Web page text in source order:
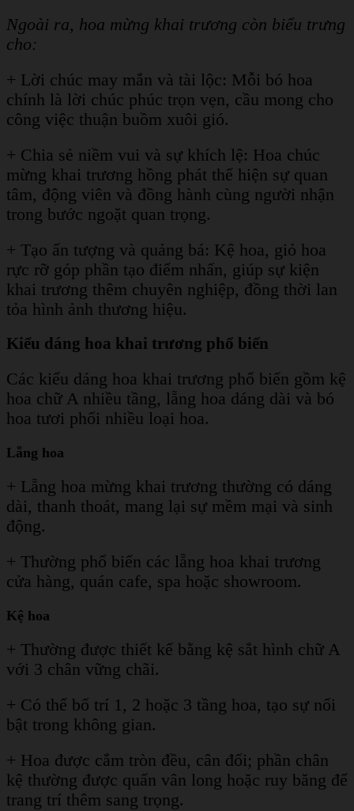
Ngoài ra, hoa mừng khai trương còn biểu trưng
cho:
+ Lời chúc may mắn và tài lộc: Mỗi bó hoa
chính là lời chúc phúc trọn vẹn, cầu mong cho
công việc thuận buồm xuôi gió.
+ Chia sẻ niềm vui và sự khích lệ: Hoa chúc
mừng khai trương hồng phát thể hiện sự quan
tâm, động viên và đồng hành cùng người nhận
trong bước ngoặt quan trọng.
+ Tạo ấn tượng và quảng bá: Kệ hoa, giỏ hoa
rực rỡ góp phần tạo điểm nhấn, giúp sự kiện
khai trương thêm chuyên nghiệp, đồng thời lan
tỏa hình ảnh thương hiệu.
Kiểu dáng hoa khai trương phổ biến
Các kiểu dáng hoa khai trương phổ biến gồm kệ
hoa chữ A nhiều tầng, lẵng hoa dáng dài và bó
hoa tươi phối nhiều loại hoa.
Lẵng hoa
+ Lẵng hoa mừng khai trương thường có dáng
dài, thanh thoát, mang lại sự mềm mại và sinh
động.
+ Thường phổ biến các lẵng hoa khai trương
cửa hàng, quán cafe, spa hoặc showroom.
Kệ hoa
+ Thường được thiết kế bằng kệ sắt hình chữ A
với 3 chân vững chãi.
+ Có thể bố trí 1, 2 hoặc 3 tầng hoa, tạo sự nổi
bật trong không gian.
+ Hoa được cắm tròn đều, cân đối; phần chân
kệ thường được quấn vân long hoặc ruy băng để
trang trí thêm sang trọng.